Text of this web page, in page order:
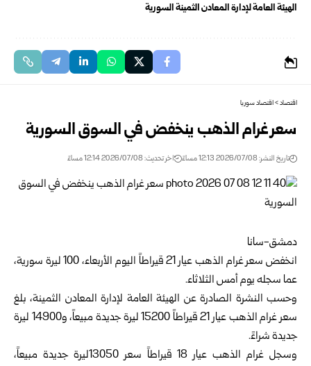
الهيئة العامة لإدارة المعادن الثمينة السورية
اقتصاد>اقتصاد سوريا
سعر غرام الذهب ينخفض في السوق السورية
تاريخ النشر: 2026/07/08 12:13 مساءً اخر تحديث: 2026/07/08 12:14 مساءً
دمشق-سانا
انخفض سعر غرام الذهب عيار 21 قيراطاً اليوم الأربعاء، 100 ليرة سورية،
‏عما سجله يوم أمس الثلاثاء. ‏ ‏
وحسب النشرة الصادرة عن الهيئة العامة لإدارة المعادن الثمينة، بلغ
سعر غرام الذهب عيار 21 قيراطاً 15200 ليرة ‏جديدة مبيعاً، و‏14900 ليرة
جديدة شراءً. ‏ ‏
وسجل غرام الذهب عيار 18 قيراطاً سعر 13050ليرة جديدة مبيعاً،